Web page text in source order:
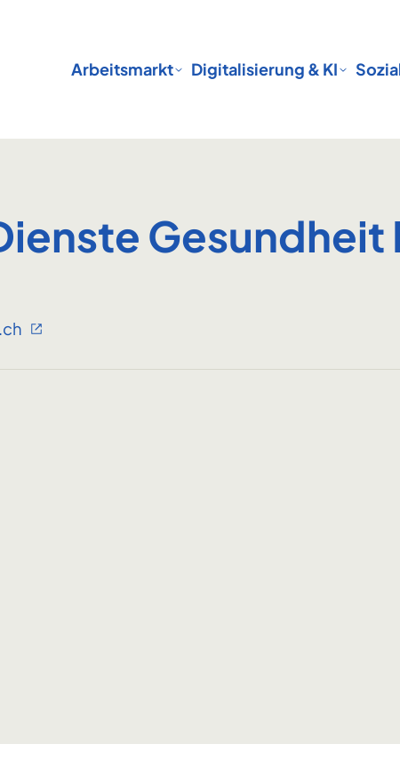
Arbeitsmarkt Digitalisierung & KI